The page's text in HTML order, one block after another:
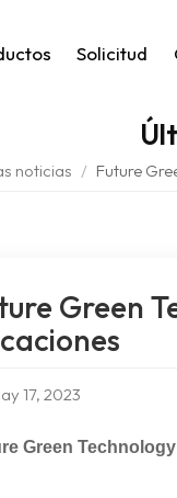
Solicitud
noticias / Future
Green
17, 2023
Green